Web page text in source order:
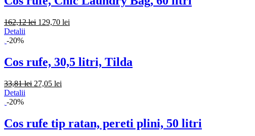
162,12 lei 129,70 lei
Detalii
-20%
Cos rufe, 30,5 litri, Tilda
33,81 lei 27,05 lei
Detalii
-20%
Cos rufe tip ratan, pereti plini, 50 litri